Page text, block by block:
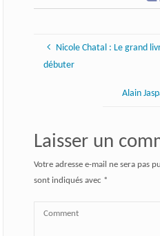
Nicole Chatal : Le grand
débuter
Alain
Laisser un
Votre adresse e-mail ne sera pas
sont indiqués avec *